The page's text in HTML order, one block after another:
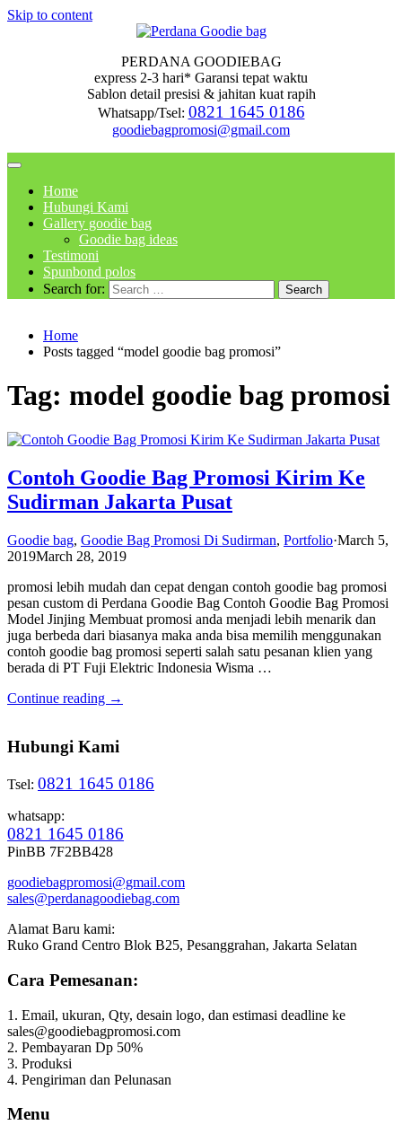
Skip to content
PERDANA GOODIEBAG
express 2-3 hari* Garansi tepat waktu
Sablon detail presisi & jahitan kuat rapih
Whatsapp/Tsel: 0821 1645 0186
goodiebagpromosi@gmail.com
Home
Hubungi Kami
Gallery goodie bag
Goodie bag ideas
Testimoni
Spunbond polos
Search for:
Home
Posts tagged “model goodie bag promosi”
Tag: model goodie bag promosi
Contoh Goodie Bag Promosi Kirim Ke
Sudirman Jakarta Pusat
Goodie bag, Goodie Bag Promosi Di Sudirman, Portfolio·March 5,
2019March 28, 2019
promosi lebih mudah dan cepat dengan contoh goodie bag promosi
pesan custom di Perdana Goodie Bag Contoh Goodie Bag Promosi
Model Jinjing Membuat promosi anda menjadi lebih menarik dan
juga berbeda dari biasanya maka anda bisa memilih menggunakan
contoh goodie bag promosi seperti salah satu pesanan klien yang
berada di PT Fuji Elektric Indonesia Wisma …
Continue reading →
Hubungi Kami
Tsel: 0821 1645 0186
whatsapp:
0821 1645 0186
PinBB 7F2BB428
goodiebagpromosi@gmail.com
sales@perdanagoodiebag.com
Alamat Baru kami:
Ruko Grand Centro Blok B25, Pesanggrahan, Jakarta Selatan
Cara Pemesanan:
1. Email, ukuran, Qty, desain logo, dan estimasi deadline ke
sales@goodiebagpromosi.com
2. Pembayaran Dp 50%
3. Produksi
4. Pengiriman dan Pelunasan
Menu